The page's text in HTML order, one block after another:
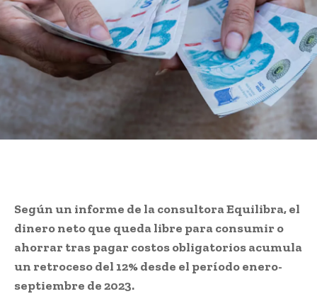
Según un informe de la consultora Equilibra, el
dinero neto que queda libre para consumir o
ahorrar tras pagar costos obligatorios acumula
un retroceso del 12% desde el período enero-
septiembre de 2023.